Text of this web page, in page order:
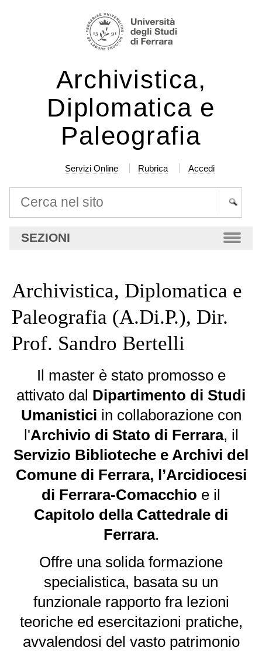
navigazione
Archivistica,
Diplomatica e
Paleografia
Servizi Online Rubrica Accedi
avanzata…
SEZIONI
Archivistica, Diplomatica e
Paleografia (A.Di.P.), Dir.
Prof. Sandro Bertelli
Il master è stato promosso e
attivato dal Dipartimento di Studi
Umanistici in collaborazione con
l'Archivio di Stato di Ferrara, il
Servizio Biblioteche e Archivi del
Comune di Ferrara, l’Arcidiocesi
di Ferrara-Comacchio e il
Capitolo della Cattedrale di
Ferrara.
Offre una solida formazione
specialistica, basata su un
funzionale rapporto fra lezioni
teoriche ed esercitazioni pratiche,
avvalendosi del vasto patrimonio